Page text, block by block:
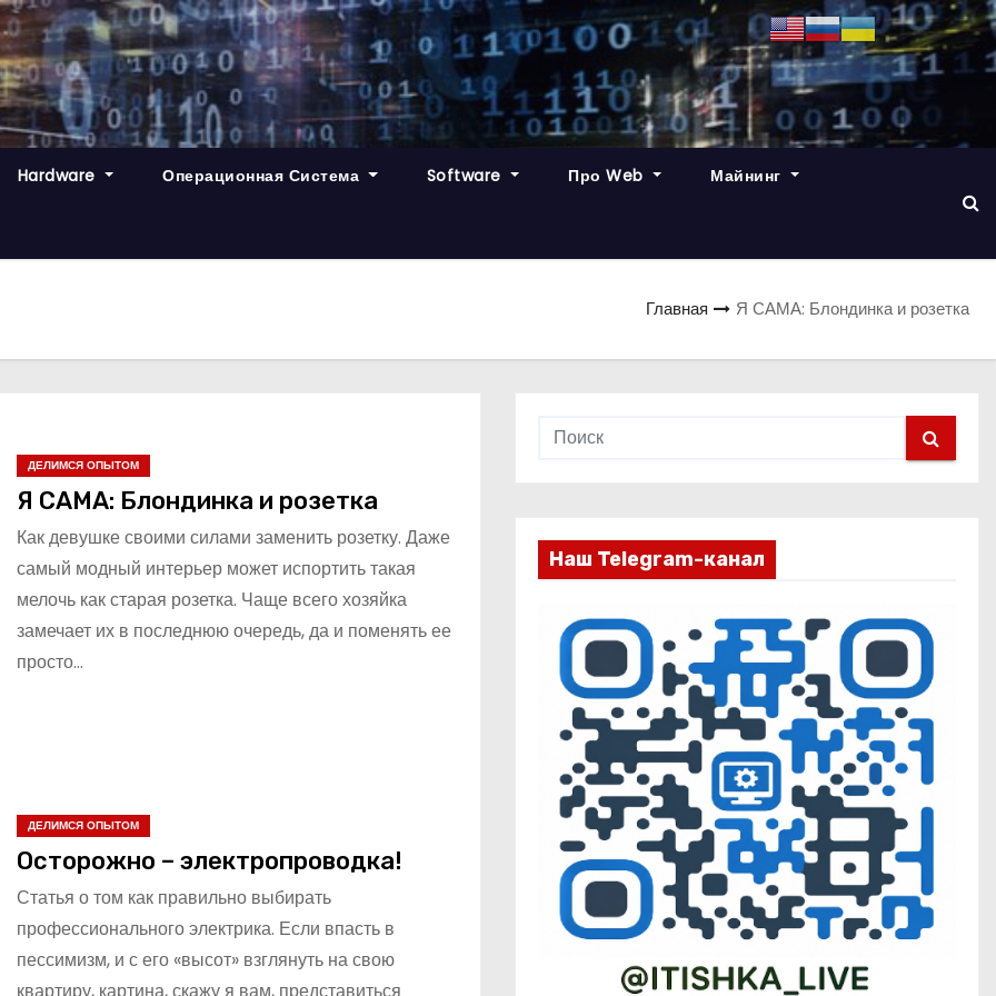
Hardware Операционная Система Software Про Web Майнинг
Главная Я САМА: Блондинка и розетка
ДЕЛИМСЯ ОПЫТОМ
Я САМА: Блондинка и розетка
Как девушке своими силами заменить розетку. Даже
самый модный интерьер может испортить такая
мелочь как старая розетка. Чаще всего хозяйка
замечает их в последнюю очередь, да и поменять ее
просто…
ДЕЛИМСЯ ОПЫТОМ
Осторожно – электропроводка!
Статья о том как правильно выбирать
профессионального электрика. Если впасть в
пессимизм, и с его «высот» взглянуть на свою
квартиру, картина, скажу я вам, представиться
Наш Telegram-канал